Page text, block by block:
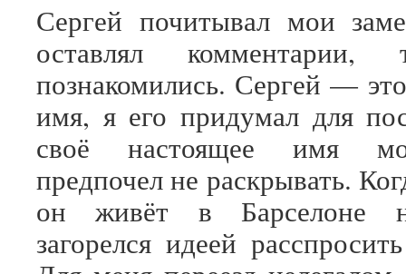
Сергей почитывал мои
оставлял
познакомились. Сергей —
имя, я его придумал для
своё настоящее имя
предпочел не раскрывать.
он живёт в Барселоне
загорелся идеей